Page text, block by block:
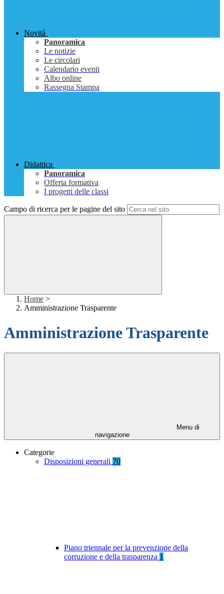
Novità
Panoramica
Le notizie
Le circolari
Calendario eventi
Albo online
Rassegna Stampa
Didattica
Panoramica
Offerta formativa
I progetti delle classi
Campo di ricerca per le pagine del sito
Home >
Amministrazione Trasparente
Amministrazione Trasparente
Menu di
navigazione
Categorie
Disposizioni generali 70
Piano triennale per la prevenzione della
corruzione e della trasparenza 1